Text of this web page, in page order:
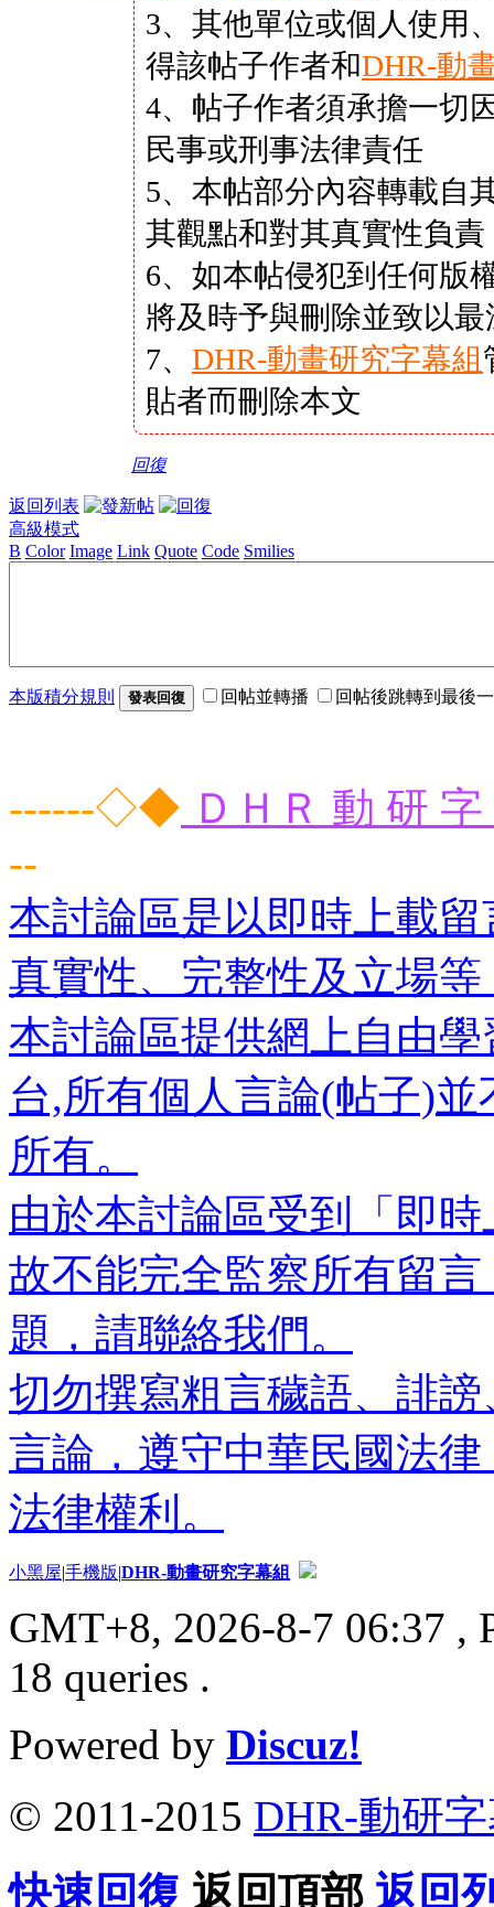
3、其他單位或個人使用
得該帖子作者和DHR-動
4、帖子作者須承擔一切
民事或刑事法律責任
5、本帖部分內容轉載自
其觀點和對其真實性負責
6、如本帖侵犯到任何版
將及時予與刪除並致以
7、 DHR-動畫研究字幕組
貼者而刪除本文
回復
返回列表
高級模式
B Color Image Link Quote Code Smilies
本版積分規則 發表回復 回帖並轉播 回帖後跳轉到最後
------◇◆ ＤＨＲ 動 研
--
本討論區是以即時上載
真實性、完整性及立場
本討論區提供網上自由
台,所有個人言論(帖子)
所有。
由於本討論區受到「即
故不能完全監察所有留
題，請聯絡我們。
切勿撰寫粗言穢語、誹
言論，遵守中華民國法
法律權利。
小黑屋|手機版|DHR-動畫研究字幕組
GMT+8, 2026-8-7 06:37 ,
18 queries .
Powered by Discuz!
© 2011-2015 DHR-動研
快速回復 返回頂部 返回